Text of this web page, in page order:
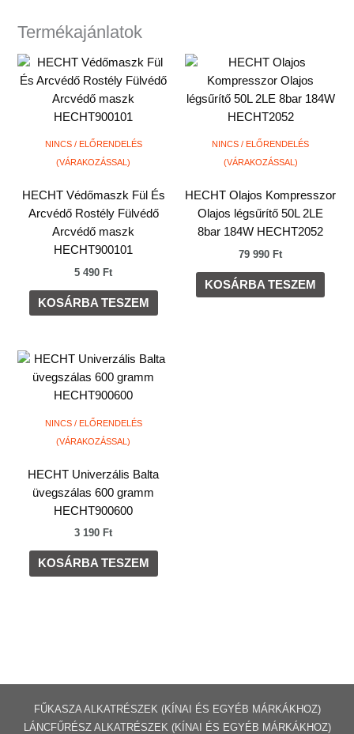
Termékajánlatok
NINCS / ELŐRENDELÉS
(VÁRAKOZÁSSAL)
HECHT Védőmaszk Fül És
Arcvédő Rostély Fülvédő
Arcvédő maszk
HECHT900101
5 490 Ft
KOSÁRBA TESZEM
NINCS / ELŐRENDELÉS
(VÁRAKOZÁSSAL)
HECHT Olajos Kompresszor
Olajos légsűrítő 50L 2LE
8bar 184W HECHT2052
79 990 Ft
KOSÁRBA TESZEM
NINCS / ELŐRENDELÉS
(VÁRAKOZÁSSAL)
HECHT Univerzális Balta
üvegszálas 600 gramm
HECHT900600
3 190 Ft
KOSÁRBA TESZEM
FŰKASZA ALKATRÉSZEK (KÍNAI ÉS EGYÉB MÁRKÁKHOZ)
LÁNCFŰRÉSZ ALKATRÉSZEK (KÍNAI ÉS EGYÉB MÁRKÁKHOZ)